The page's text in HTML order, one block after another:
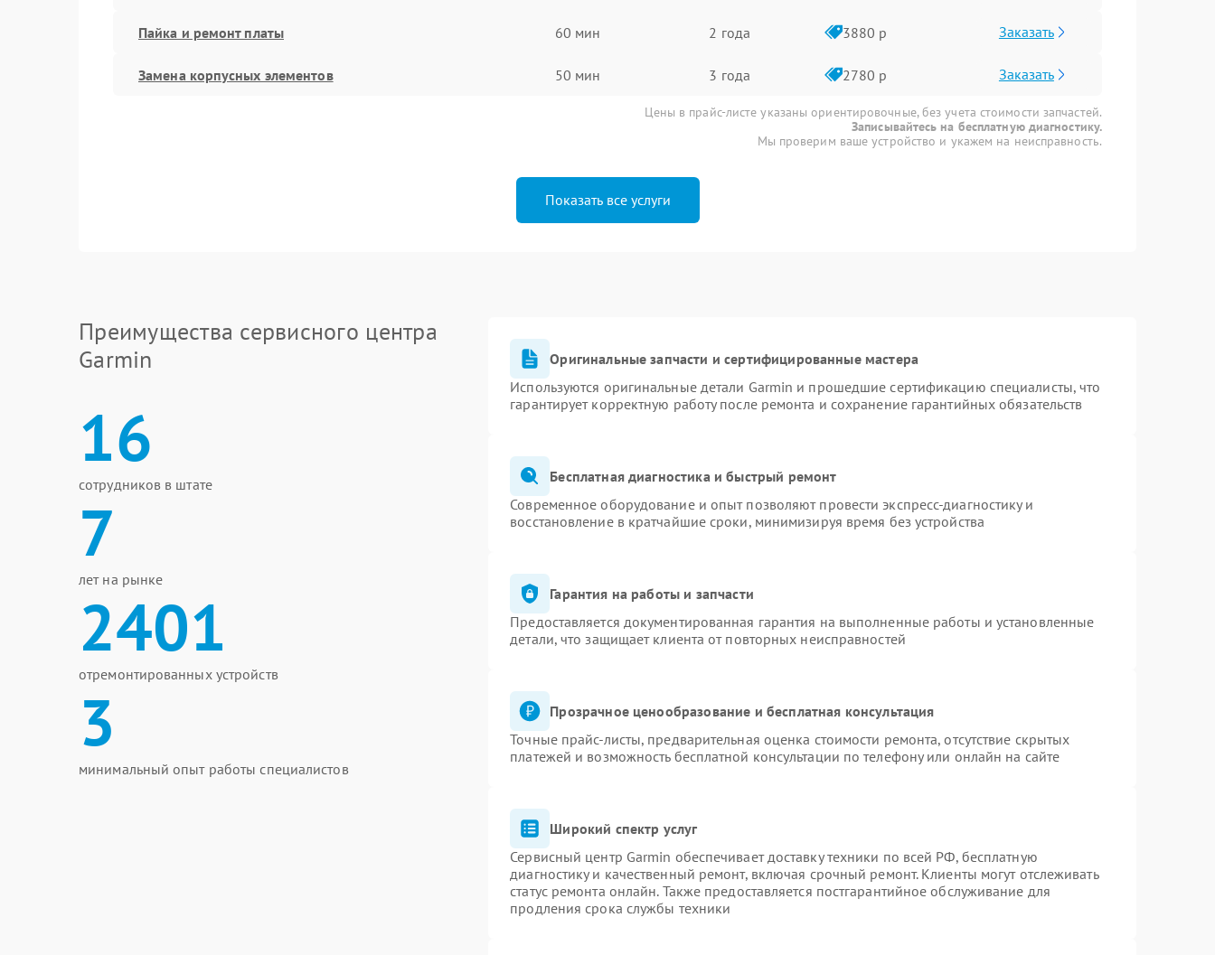
Пайка и ремонт платы 60 мин 2 года 3880 р Заказать
Замена корпусных элементов 50 мин 3 года 2780 р Заказать
Цены в прайс-листе указаны ориентировочные, без учета стоимости запчастей.
Записывайтесь на бесплатную диагностику.
Мы проверим ваше устройство и укажем на неисправность.
Показать все услуги
Преимущества сервисного центра
Garmin
16
сотрудников в штате
7
лет на рынке
2401
отремонтированных устройств
3
минимальный опыт работы специалистов
Оригинальные запчасти и сертифицированные мастера
Используются оригинальные детали Garmin и прошедшие сертификацию специалисты, что
гарантирует корректную работу после ремонта и сохранение гарантийных обязательств
Бесплатная диагностика и быстрый ремонт
Современное оборудование и опыт позволяют провести экспресс-диагностику и
восстановление в кратчайшие сроки, минимизируя время без устройства
Гарантия на работы и запчасти
Предоставляется документированная гарантия на выполненные работы и установленные
детали, что защищает клиента от повторных неисправностей
Прозрачное ценообразование и бесплатная консультация
Точные прайс-листы, предварительная оценка стоимости ремонта, отсутствие скрытых
платежей и возможность бесплатной консультации по телефону или онлайн на сайте
Широкий спектр услуг
Сервисный центр Garmin обеспечивает доставку техники по всей РФ, бесплатную
диагностику и качественный ремонт, включая срочный ремонт. Клиенты могут отслеживать
статус ремонта онлайн. Также предоставляется постгарантийное обслуживание для
продления срока службы техники